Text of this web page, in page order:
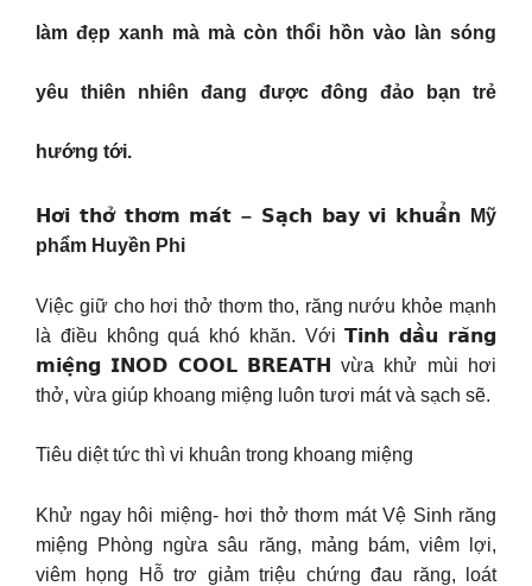
làm đẹp xanh mà mà còn thổi hồn vào làn sóng
yêu thiên nhiên đang được đông đảo bạn trẻ
hướng tới.
𝗛𝗼̛𝗶 𝘁𝗵𝗼̛̉ 𝘁𝗵𝗼̛𝗺 𝗺𝗮́𝘁 – 𝗦𝗮̣𝗰𝗵 𝗯𝗮𝘆 𝘃𝗶 𝗸𝗵𝘂𝗮̂̉𝗻 Mỹ
phẩm Huyền Phi
Việc giữ cho hơi thở thơm tho, răng nướu khỏe mạnh
là điều không quá khó khăn. Với 𝗧𝗶𝗻𝗵 𝗱𝗮̂̀𝘂 𝗿𝗮̆𝗻𝗴
𝗺𝗶𝗲̣̂𝗻𝗴 𝗜𝗡𝗢𝗗 𝗖𝗢𝗢𝗟 𝗕𝗥𝗘𝗔𝗧𝗛 vừa khử mùi hơi
thở, vừa giúp khoang miệng luôn tươi mát và sạch sẽ.
Tiêu diệt tức thì vi khuân trong khoang miệng
Khử ngay hôi miệng- hơi thở thơm mát Vệ Sinh răng
miệng Phòng ngừa sâu răng, mảng bám, viêm lợi,
viêm họng Hỗ trơ giảm triệu chứng đau răng, loát